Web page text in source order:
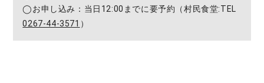
◯お申し込み：当日12:00までに要予約（村⺠食堂:TEL
0267-44-3571 ）